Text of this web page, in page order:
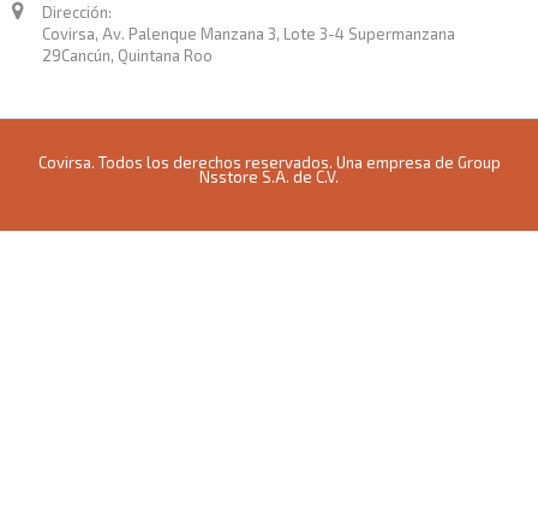
Dirección:
Covirsa, Av. Palenque Manzana 3, Lote 3-4 Supermanzana
29Cancún, Quintana Roo
Covirsa. Todos los derechos reservados. Una empresa de Group
Nsstore S.A. de C.V.